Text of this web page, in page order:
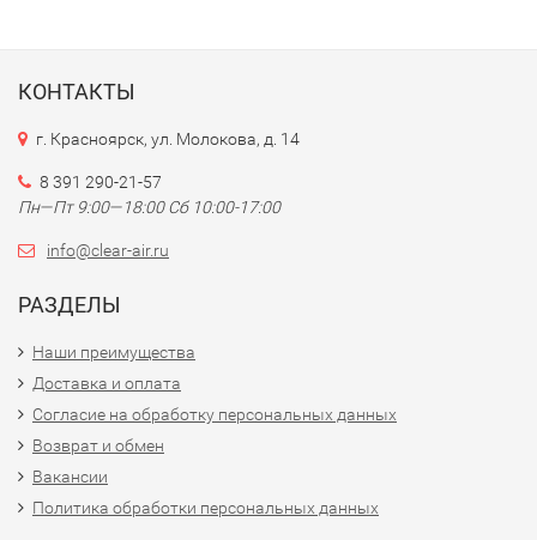
КОНТАКТЫ
г. Красноярск, ул. Молокова, д. 14
8 391 290-21-57
Пн—Пт 9:00—18:00 Сб 10:00-17:00
info@clear-air.ru
РАЗДЕЛЫ
Наши преимущества
Доставка и оплата
Согласие на обработку персональных данных
Возврат и обмен
Вакансии
Политика обработки персональных данных